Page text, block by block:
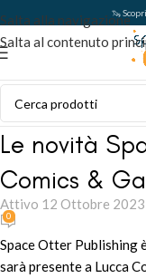
Salta alla navigazione
Salta al contenuto
🦦
Le novità
Comics &
Attivo 12 Ottobre 2023
0
Space Otter Publishing
sarà presente a Lucca